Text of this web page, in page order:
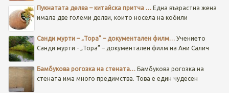
Пукнатата делва – китайска притча … Една възрастна жена
имала две големи делви, които носела на кобили
Санди мурти – „Тора” – документален филм…Учението
Санди мурти - „Тора” – документален филм на Ани Салич
Бамбукова рогозка на стената… Бамбукова рогозка на
стената има много предимства. Това е един чудесен